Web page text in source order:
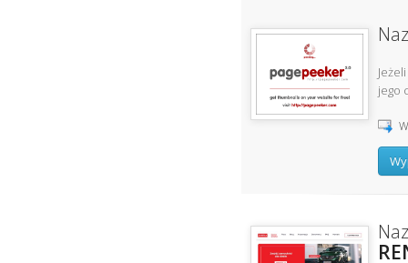
jego